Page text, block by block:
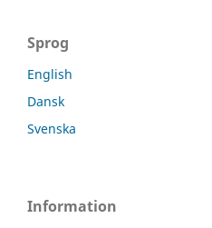
Sprog
English
Dansk
Svenska
Information